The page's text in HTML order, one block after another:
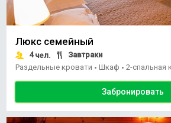
Люкс семейный
4чел.
Завтраки
Раздельные кровати • Шкаф • 2-спальная
Забронировать